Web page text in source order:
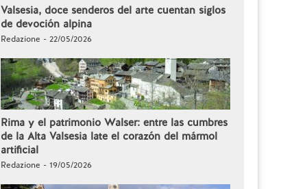
Valsesia, doce senderos del arte cuentan siglos
de devoción alpina
Redazione - 22/05/2026
Rima y el patrimonio Walser: entre las cumbres
de la Alta Valsesia late el corazón del mármol
artificial
Redazione - 19/05/2026